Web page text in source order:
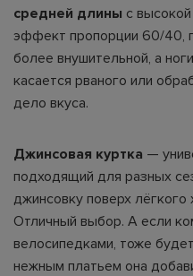
средней длины с
эффект пропорции 60/40,
более внушительной, а
касается рваного или
дело вкуса.
Джинсовая куртка —
подходящий для разных
джинсовку поверх
Отличный выбор. А если
велосипедками, тоже
нежным платьем она